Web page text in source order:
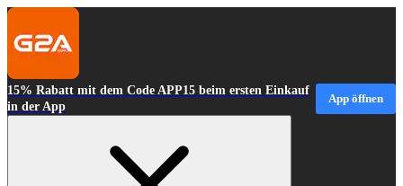
15% Rabatt mit dem Code APP15 beim ersten Einkauf
in der App
App öffnen